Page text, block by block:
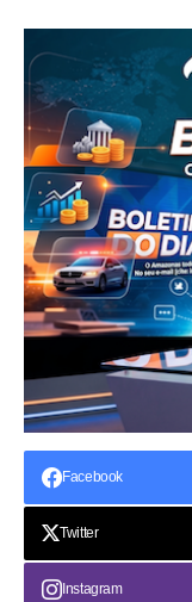
Facebook
Twitter
Instagram